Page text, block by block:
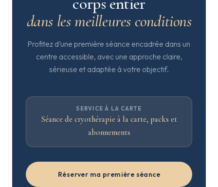
dans les meilleures conditions
Profitez d’une première séance encadrée dans un
centre accessible, avec une approche claire,
sérieuse et adaptée à votre objectif.
SERVICE À LA CARTE
Séance de cryothérapie à la carte, packs et
abonnements
Réserver ma première séance